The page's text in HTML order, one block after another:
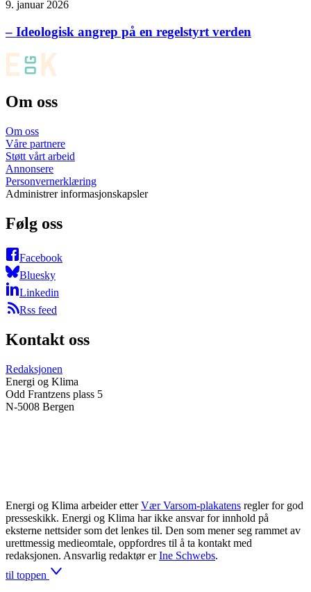
9. januar 2026
– Ideologisk angrep på en regelstyrt verden
Om oss
Om oss
Våre partnere
Støtt vårt arbeid
Annonsere
Personvernerklæring
Administrer informasjonskapsler
Følg oss
Facebook
Bluesky
Linkedin
Rss feed
Kontakt oss
Redaksjonen
Energi og Klima
Odd Frantzens plass 5
N-5008 Bergen
Energi og Klima arbeider etter Vær Varsom-plakatens regler for god
presseskikk. Energi og Klima har ikke ansvar for innhold på
eksterne nettsider som det lenkes til. Den som mener seg rammet av
urettmessig medieomtale, oppfordres til å ta kontakt med
redaksjonen. Ansvarlig redaktør er Ine Schwebs.
til toppen